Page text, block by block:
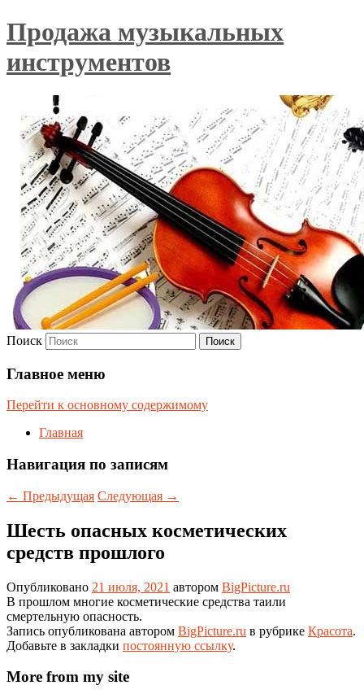
Продажа музыкальных
инструментов
Поиск
Главное меню
Перейти к основному содержимому
Главная
Навигация по записям
← Предыдущая Следующая →
Шесть опасных косметических
средств прошлого
Опубликовано 21 июля, 2021 автором BigPicture.ru
В прошлом многие косметические средства таили
смертельную опасность.
Запись опубликована автором BigPicture.ru в рубрике Красота.
Добавьте в закладки постоянную ссылку.
More from my site